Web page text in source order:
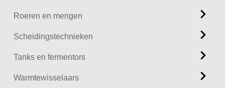
Roeren en mengen
Scheidingstechnieken
Tanks en fermentors
Warmtewisselaars